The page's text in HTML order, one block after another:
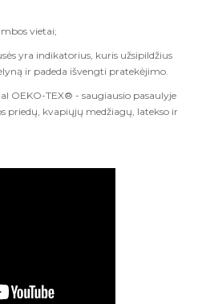
vietai;
yra indikatorius, kuris užsipildžius
ir padeda išvengti pratekėjimo.
OEKO-TEX® - saugiausio pasaulyje
priedų, kvapiųjų medžiagų, latekso ir